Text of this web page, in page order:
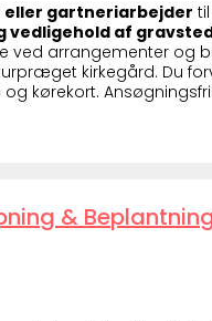
gartneriarbejder
vedligehold af
arrangementer og
kirkegård. Du
kørekort.
&